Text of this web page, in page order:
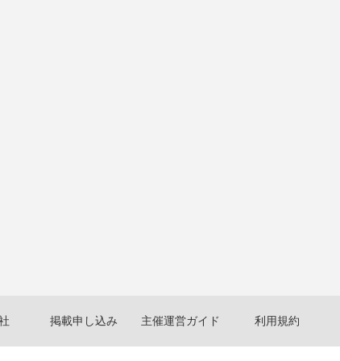
掲載申し込み 主催運営ガイド 利用規約